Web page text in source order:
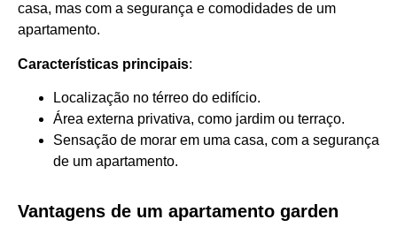
casa, mas com a segurança e comodidades de um
apartamento.
Características principais:
Localização no térreo do edifício.
Área externa privativa, como jardim ou terraço.
Sensação de morar em uma casa, com a segurança
de um apartamento.
Vantagens de um apartamento garden